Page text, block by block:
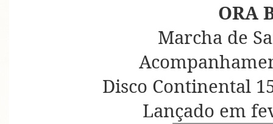
ORA
Marcha de
Disco Continental
Lançado em